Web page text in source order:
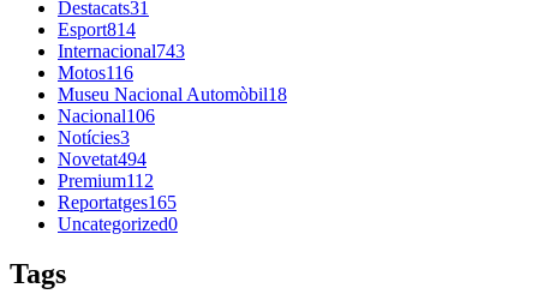
Destacats31
Esport814
Internacional743
Motos116
Museu Nacional Automòbil18
Nacional106
Notícies3
Novetat494
Premium112
Reportatges165
Uncategorized0
Tags